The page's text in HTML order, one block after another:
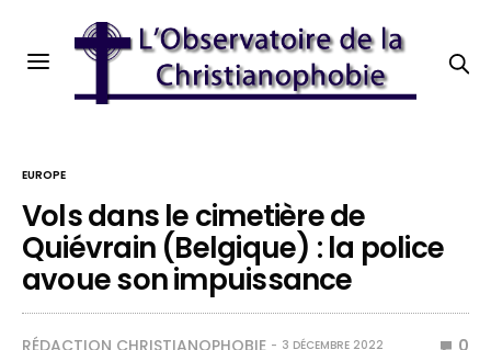
EUROPE
Vols dans le cimetière de
Quiévrain (Belgique) : la police
avoue son impuissance
RÉDACTION CHRISTIANOPHOBIE 3 DÉCEMBRE 2022 0